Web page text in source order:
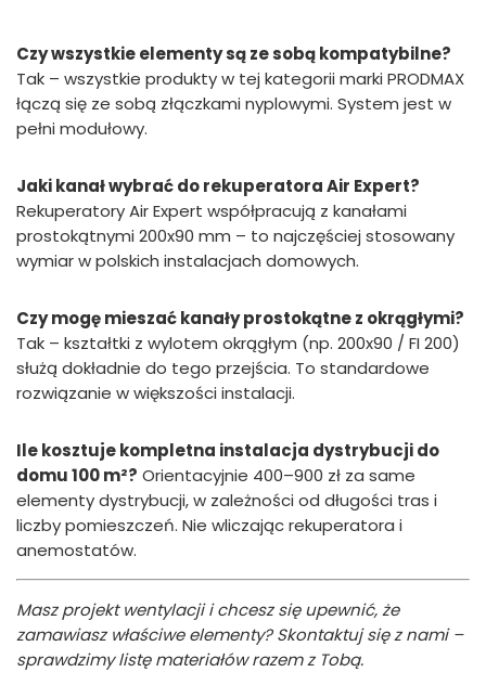
Czy wszystkie elementy są ze sobą kompatybilne?
Tak – wszystkie produkty w tej kategorii marki PRODMAX
łączą się ze sobą złączkami nyplowymi. System jest w
pełni modułowy.
Jaki kanał wybrać do rekuperatora Air Expert?
Rekuperatory Air Expert współpracują z kanałami
prostokątnymi 200x90 mm – to najczęściej stosowany
wymiar w polskich instalacjach domowych.
Czy mogę mieszać kanały prostokątne z okrągłymi?
Tak – kształtki z wylotem okrągłym (np. 200x90 / FI 200)
służą dokładnie do tego przejścia. To standardowe
rozwiązanie w większości instalacji.
Ile kosztuje kompletna instalacja dystrybucji do
domu 100 m²? Orientacyjnie 400–900 zł za same
elementy dystrybucji, w zależności od długości tras i
liczby pomieszczeń. Nie wliczając rekuperatora i
anemostatów.
Masz projekt wentylacji i chcesz się upewnić, że
zamawiasz właściwe elementy? Skontaktuj się z nami –
sprawdzimy listę materiałów razem z Tobą.